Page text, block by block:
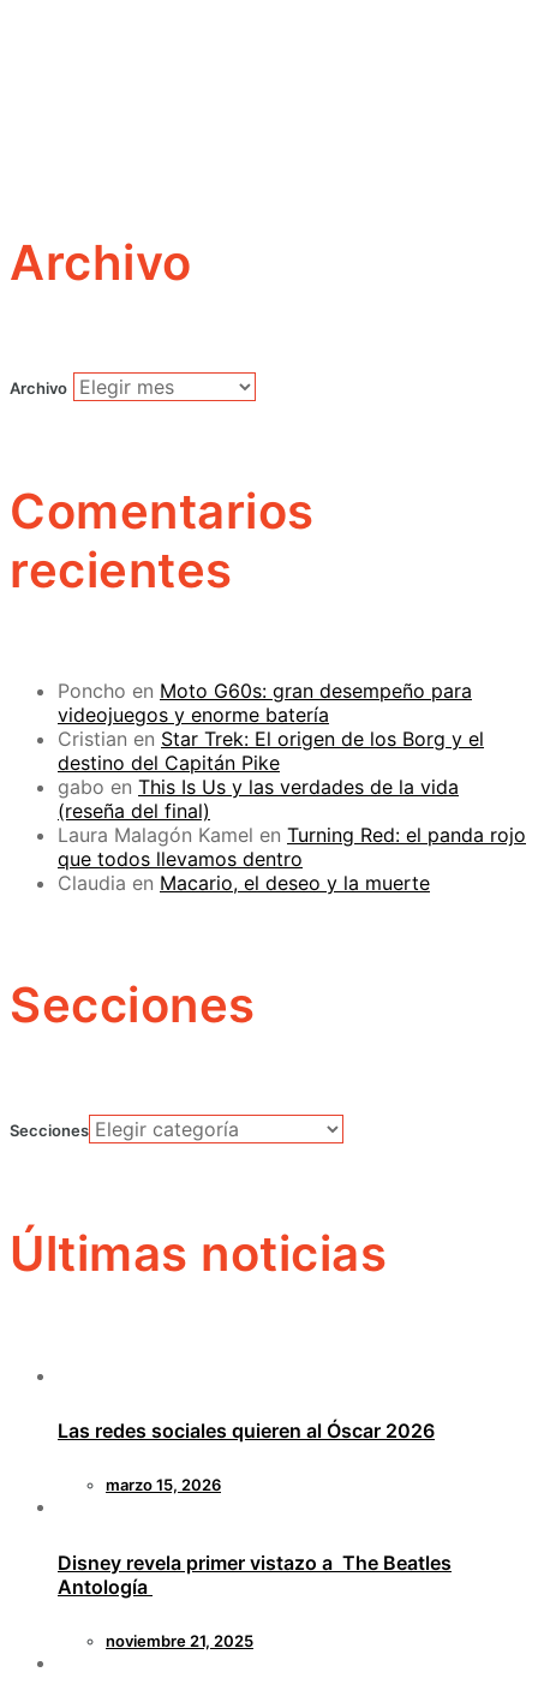
Archivo
Archivo
Comentarios
recientes
Poncho en Moto G60s: gran desempeño para
videojuegos y enorme batería
Cristian en Star Trek: El origen de los Borg y el
destino del Capitán Pike
gabo en This Is Us y las verdades de la vida
(reseña del final)
Laura Malagón Kamel en Turning Red: el panda rojo
que todos llevamos dentro
Claudia en Macario, el deseo y la muerte
Secciones
Secciones
Últimas noticias
Las redes sociales quieren al Óscar 2026
marzo 15, 2026
Disney revela primer vistazo a The Beatles
Antología
noviembre 21, 2025